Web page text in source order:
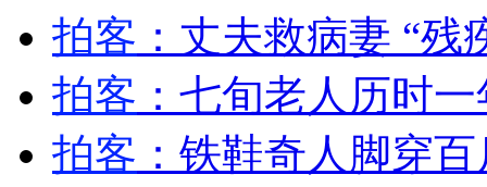
拍客 ：丈夫救病妻 “残
拍客 ：七旬老人历时
拍客 ：铁鞋奇人脚穿